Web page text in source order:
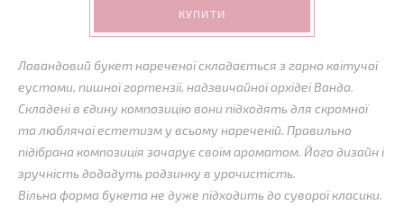
КУПИТИ
Лавандовий букет нареченої складається з гарно квітучої
еустоми, пишної гортензії, надзвичайної орхідеї Ванда.
Складені в єдину композицію вони підходять для скромної
та люблячої естетизм у всьому нареченій. Правильно
підібрана композиція зачарує своїм ароматом. Його дизайн і
зручність додадуть родзинку в урочистість.
Вільна форма букета не дуже підходить до суворої класики.